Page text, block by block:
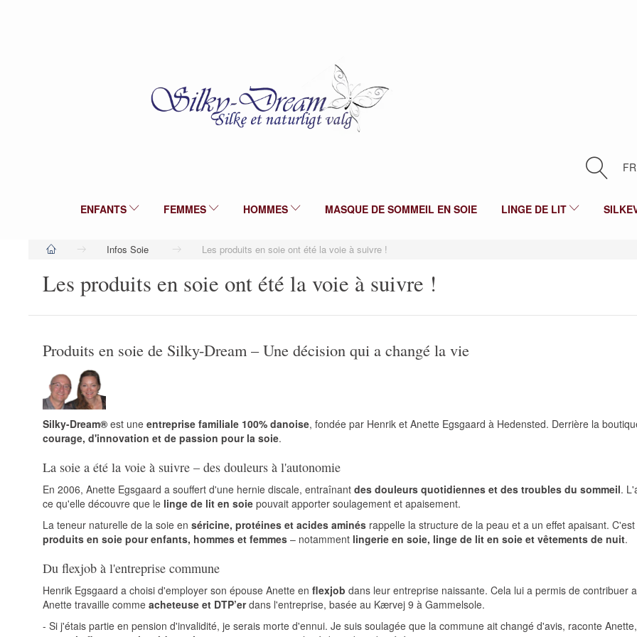
FR
ENFANTS FEMMES HOMMES MASQUE DE SOMMEIL EN SOIE LINGE DE LIT
Infos Soie Les produits en soie ont été la voie à suivre !
Les produits en soie ont été la voie à suivre !
Produits en soie de Silky-Dream – Une décision qui a changé la vie
Silky-Dream® est une entreprise familiale 100% danoise, fondée par Henrik et Anette Egsgaard à Hedensted. Derrière la
courage, d'innovation et de passion pour la soie.
La soie a été la voie à suivre – des douleurs à l'autonomie
En 2006, Anette Egsgaard a souffert d'une hernie discale, entraînant des douleurs quotidiennes et des troubles du sommeil.
ce qu'elle découvre que le linge de lit en soie pouvait apporter soulagement et apaisement.
La teneur naturelle de la soie en séricine, protéines et acides aminés rappelle la structure de la peau et a un effet apaisant.
produits en soie pour enfants, hommes et femmes – notamment lingerie en soie, linge de lit en soie et vêtements de nuit.
Du flexjob à l'entreprise commune
Henrik Egsgaard a choisi d'employer son épouse Anette en flexjob dans leur entreprise naissante. Cela lui a permis de
Anette travaille comme acheteuse et DTP’erdans l'entreprise, basée au Kærvej 9 à Gammelsole.
- Si j'étais partie en pension d'invalidité, je serais morte d'ennui. Je suis soulagée que la commune ait changé d'avis, raconte